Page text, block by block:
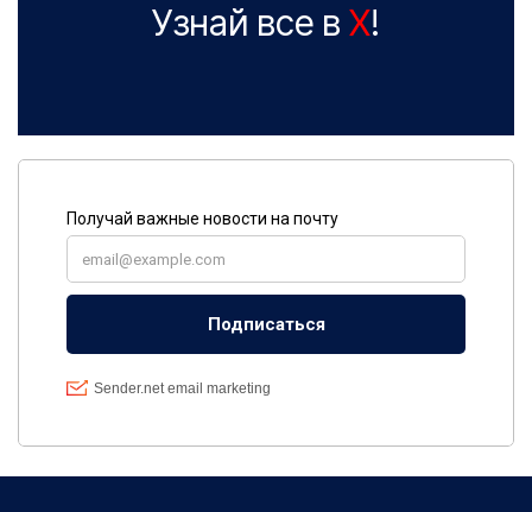
Узнай все в X!